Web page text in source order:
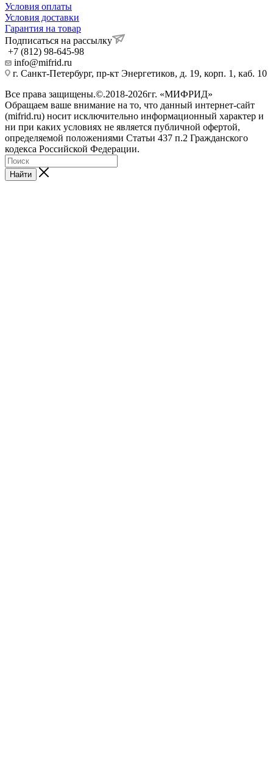
Условия оплаты
Условия доставки
Гарантия на товар
Подписаться на рассылку
+7 (812) 98-645-98
info@mifrid.ru
г. Санкт-Петербург, пр-кт Энергетиков, д. 19, корп. 1, каб. 10
Все права защищены.©.2018-2026гг. «МИФРИД»
Обращаем ваше внимание на то, что данный интернет-сайт
(mifrid.ru) носит исключительно информационный характер и
ни при каких условиях не является публичной офертой,
определяемой положениями Статьи 437 п.2 Гражданского
кодекса Российской Федерации.
Найти